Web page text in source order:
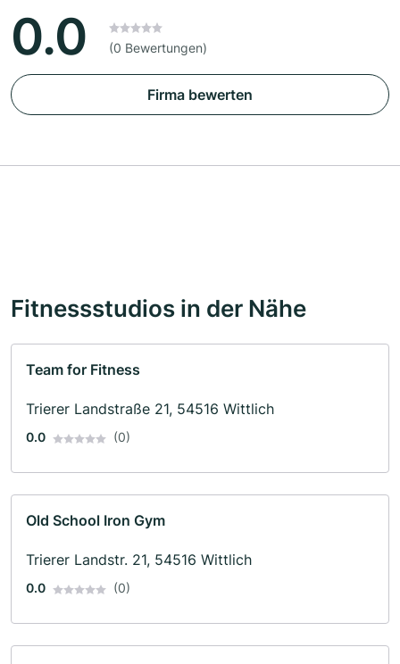
0.0 (0 Bewertungen)
Firma bewerten
Fitnessstudios in der Nähe
Team for Fitness
Trierer Landstraße 21, 54516 Wittlich
0.0 (0)
Old School Iron Gym
Trierer Landstr. 21, 54516 Wittlich
0.0 (0)